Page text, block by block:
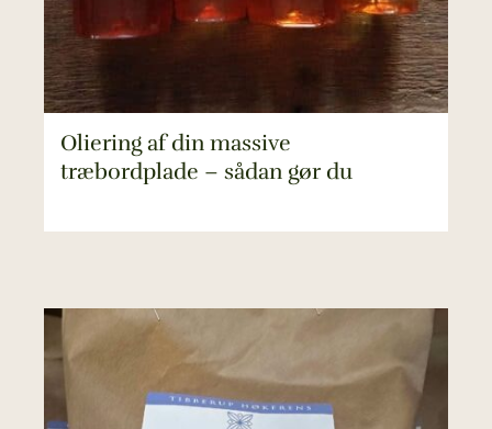
Oliering af din massive
træbordplade – sådan gør du